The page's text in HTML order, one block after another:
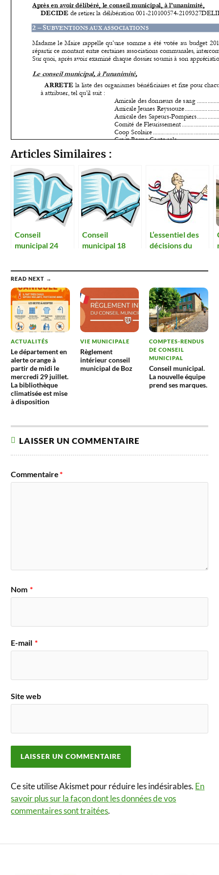
Articles Similaires :
Conseil
municipal 24
Conseil
municipal 18
L’essentiel des
décisions du
READ NEXT →
ACTUALITÉS
Le département en
alerte orange à
partir de midi le
mercredi 29 juillet.
La bibliothèque
climatisée est mise
à disposition
VIE MUNICIPALE
Règlement
intérieur conseil
municipal de Boz
COMPTES-RENDUS
DE CONSEIL
MUNICIPAL
Conseil municipal.
La nouvelle équipe
prend ses marques.
LAISSER UN COMMENTAIRE
Commentaire*
Nom *
E-mail *
Site web
Ce site utilise Akismet pour réduire les indésirables. En
savoir plus sur la façon dont les données de vos
commentaires sont traitées.